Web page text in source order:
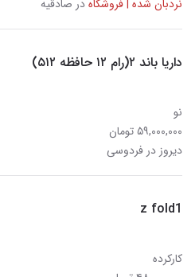
نردبان شده | فروشگاهدر صادقیه
داریا باند ۲(رام ۱۲ حافظه ۵۱۲)
نو
۵۹,۰۰۰,۰۰۰ تومان
دیروز در فردوسی
z fold1
کارکرده